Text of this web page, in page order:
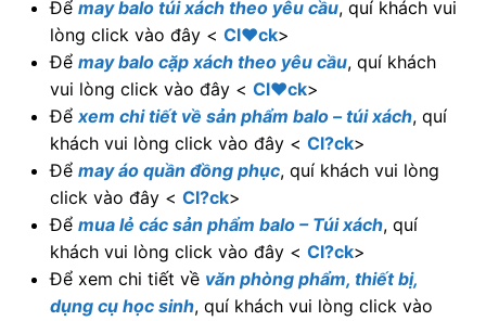
Để may balo túi xách theo yêu cầu, quí khách vui
lòng click vào đây < Cl♥ck>
Để may balo cặp xách theo yêu cầu, quí khách
vui lòng click vào đây < Cl♥ck>
Để xem chi tiết về sản phẩm balo – túi xách, quí
khách vui lòng click vào đây < Cl?ck>
Để may áo quần đồng phục, quí khách vui lòng
click vào đây < Cl?ck>
Để mua lẻ các sản phẩm balo – Túi xách, quí
khách vui lòng click vào đây < Cl?ck>
Để xem chi tiết về văn phòng phẩm, thiết bị,
dụng cụ học sinh, quí khách vui lòng click vào